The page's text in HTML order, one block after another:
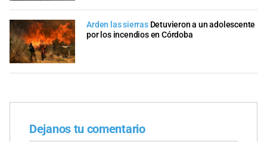
Arden las sierras Detuvieron a un adolescente
por los incendios en Córdoba
Dejanos tu comentario